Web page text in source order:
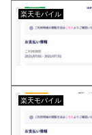
楽天モバイル
楽天モバイル